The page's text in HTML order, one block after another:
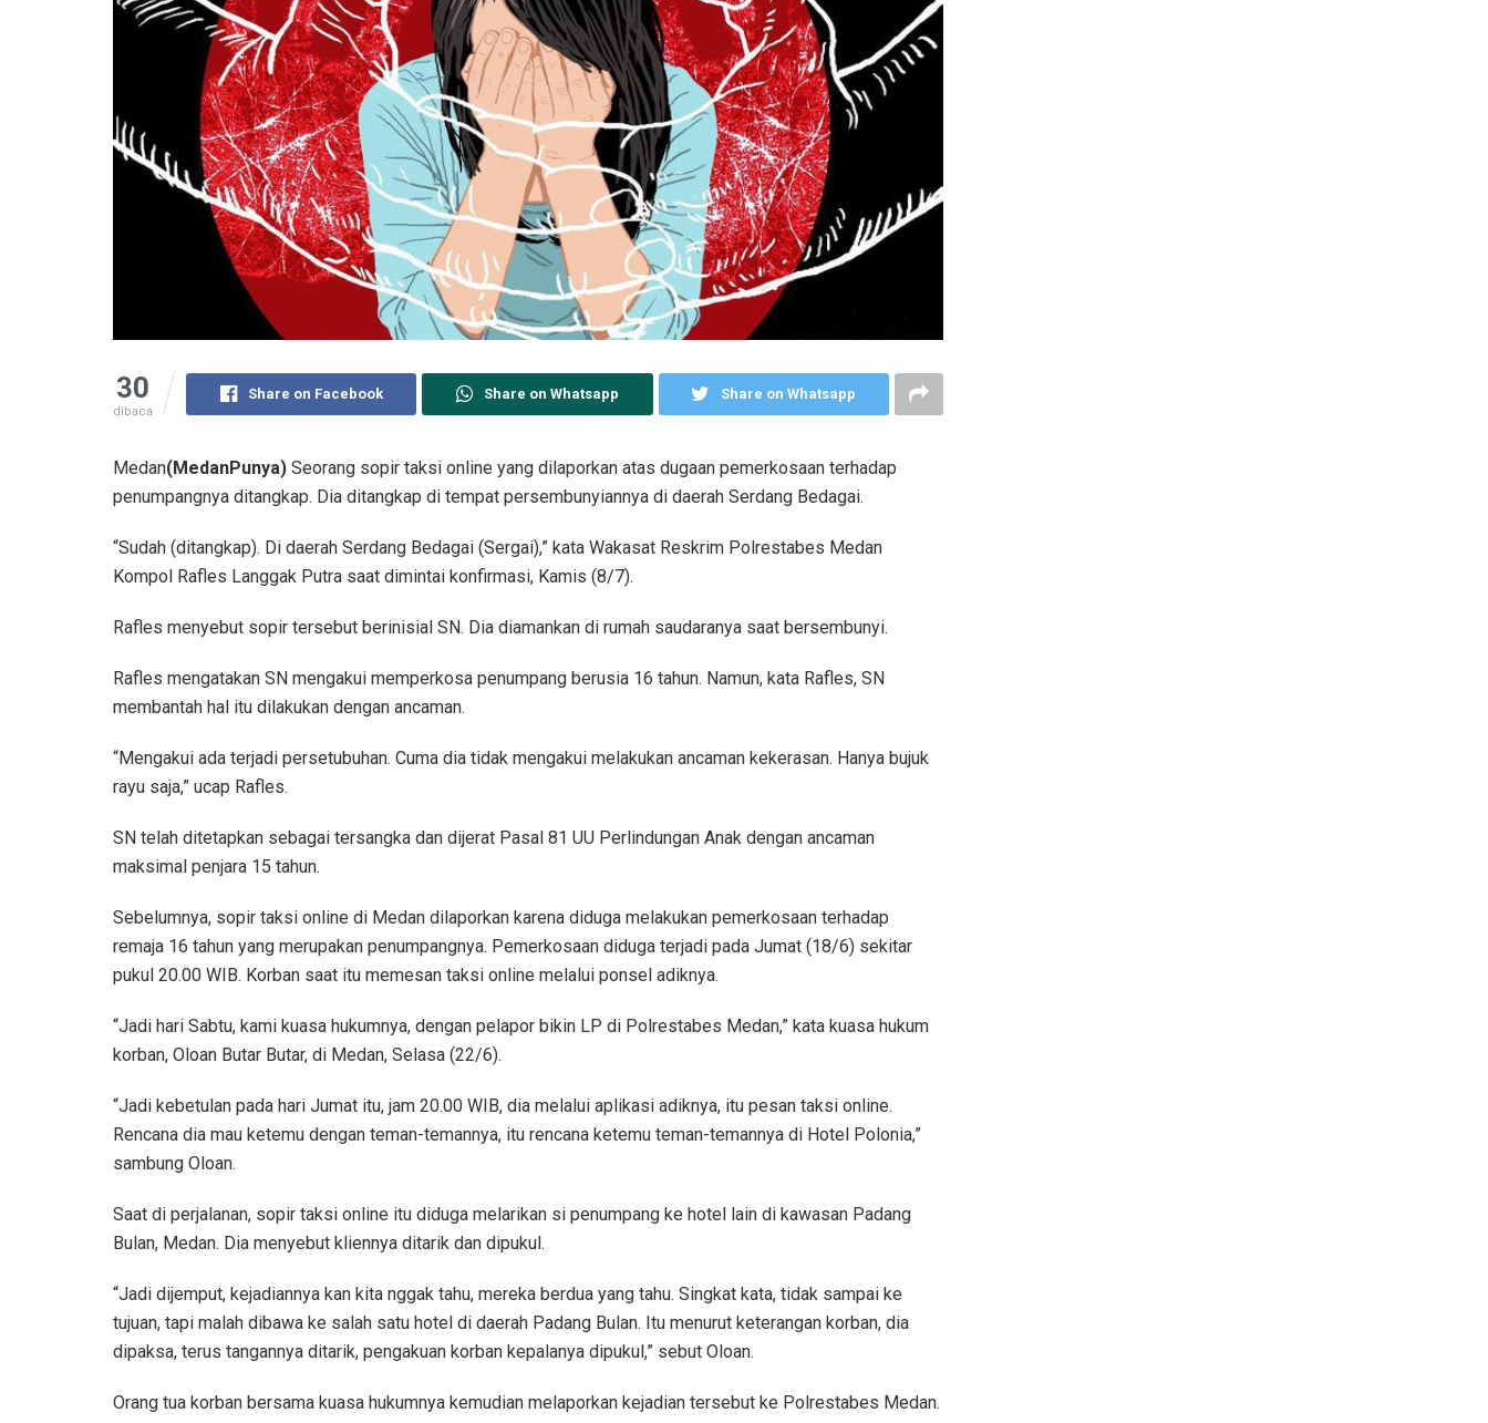
30
dibaca
Share on Facebook Share on Whatsapp Share on Whatsapp
Medan(MedanPunya) Seorang sopir taksi online yang dilaporkan atas dugaan pemerkosaan terhadap
penumpangnya ditangkap. Dia ditangkap di tempat persembunyiannya di daerah Serdang Bedagai.
“Sudah (ditangkap). Di daerah Serdang Bedagai (Sergai),” kata Wakasat Reskrim Polrestabes Medan
Kompol Rafles Langgak Putra saat dimintai konfirmasi, Kamis (8/7).
Rafles menyebut sopir tersebut berinisial SN. Dia diamankan di rumah saudaranya saat bersembunyi.
Rafles mengatakan SN mengakui memperkosa penumpang berusia 16 tahun. Namun, kata Rafles, SN
membantah hal itu dilakukan dengan ancaman.
“Mengakui ada terjadi persetubuhan. Cuma dia tidak mengakui melakukan ancaman kekerasan. Hanya bujuk
rayu saja,” ucap Rafles.
SN telah ditetapkan sebagai tersangka dan dijerat Pasal 81 UU Perlindungan Anak dengan ancaman
maksimal penjara 15 tahun.
Sebelumnya, sopir taksi online di Medan dilaporkan karena diduga melakukan pemerkosaan terhadap
remaja 16 tahun yang merupakan penumpangnya. Pemerkosaan diduga terjadi pada Jumat (18/6) sekitar
pukul 20.00 WIB. Korban saat itu memesan taksi online melalui ponsel adiknya.
“Jadi hari Sabtu, kami kuasa hukumnya, dengan pelapor bikin LP di Polrestabes Medan,” kata kuasa hukum
korban, Oloan Butar Butar, di Medan, Selasa (22/6).
“Jadi kebetulan pada hari Jumat itu, jam 20.00 WIB, dia melalui aplikasi adiknya, itu pesan taksi online.
Rencana dia mau ketemu dengan teman-temannya, itu rencana ketemu teman-temannya di Hotel Polonia,”
sambung Oloan.
Saat di perjalanan, sopir taksi online itu diduga melarikan si penumpang ke hotel lain di kawasan Padang
Bulan, Medan. Dia menyebut kliennya ditarik dan dipukul.
“Jadi dijemput, kejadiannya kan kita nggak tahu, mereka berdua yang tahu. Singkat kata, tidak sampai ke
tujuan, tapi malah dibawa ke salah satu hotel di daerah Padang Bulan. Itu menurut keterangan korban, dia
dipaksa, terus tangannya ditarik, pengakuan korban kepalanya dipukul,” sebut Oloan.
Orang tua korban bersama kuasa hukumnya kemudian melaporkan kejadian tersebut ke Polrestabes Medan.